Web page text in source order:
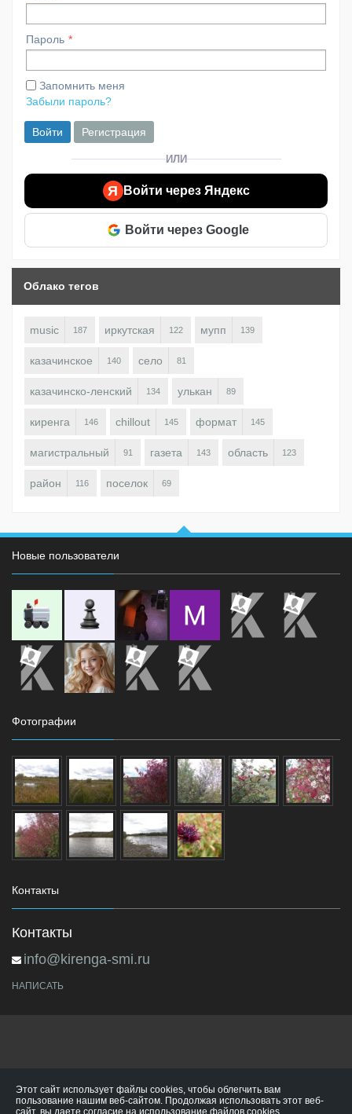
Пароль
Запомнить меня
Забыли пароль?
Войти Регистрация
ИЛИ
Я Войти через Яндекс
Войти через Google
Облако тегов
music 187 иркутская 122 мупп 139
казачинское 140 село 81
казачинско-ленский 134 улькан 89
киренга 146 chillout 145 формат 145
магистральный 91 газета 143 область 123
район 116 поселок 69
Новые пользователи
Фотографии
Контакты
Контакты
info@kirenga-smi.ru
НАПИСАТЬ
Этот сайт использует файлы cookies, чтобы облегчить вам
пользование нашим веб-сайтом. Продолжая использовать этот веб-
сайт, вы даете согласие на использование файлов cookies.